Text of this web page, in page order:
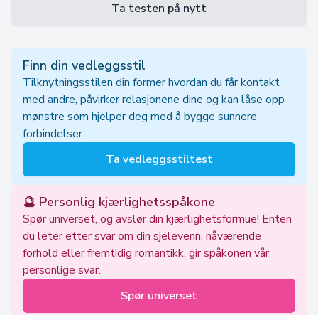
Ta testen på nytt
Finn din vedleggsstil
Tilknytningsstilen din former hvordan du får kontakt
med andre, påvirker relasjonene dine og kan låse opp
mønstre som hjelper deg med å bygge sunnere
forbindelser.
Ta vedleggsstiltest
🔮 Personlig kjærlighetsspåkone
Spør universet, og avslør din kjærlighetsformue! Enten
du leter etter svar om din sjelevenn, nåværende
forhold eller fremtidig romantikk, gir spåkonen vår
personlige svar.
Spør universet